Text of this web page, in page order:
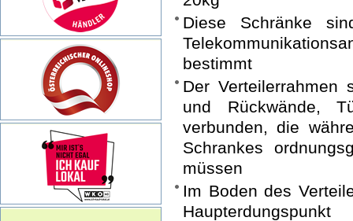
Diese Schränke
bestimmt
Der Verteilerrahmen
und Rückwände,
verbunden, die
Schrankes
müssen
Im Boden des
Haupterdungspunkt